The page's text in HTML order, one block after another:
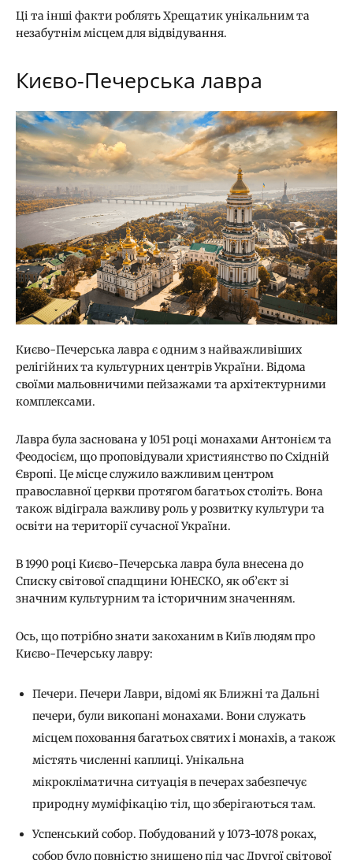
Ці та інші факти роблять Хрещатик унікальним та
незабутнім місцем для відвідування.
Києво-Печерська лавра
Києво-Печерська лавра є одним з найважливіших
релігійних та культурних центрів України. Відома
своїми мальовничими пейзажами та архітектурними
комплексами.
Лавра була заснована у 1051 році монахами Антонієм та
Феодосієм, що проповідували християнство по Східній
Європі. Це місце служило важливим центром
православної церкви протягом багатьох століть. Вона
також відіграла важливу роль у розвитку культури та
освіти на території сучасної України.
В 1990 році Києво-Печерська лавра була внесена до
Списку світової спадщини ЮНЕСКО, як об’єкт зі
значним культурним та історичним значенням.
Ось, що потрібно знати закоханим в Київ людям про
Києво-Печерську лавру:
Печери. Печери Лаври, відомі як Ближні та Дальні
печери, були викопані монахами. Вони служать
місцем поховання багатьох святих і монахів, а також
містять численні каплиці. Унікальна
мікрокліматична ситуація в печерах забезпечує
природну муміфікацію тіл, що зберігаються там.
Успенський собор. Побудований у 1073-1078 роках,
собор було повністю знищено під час Другої світової